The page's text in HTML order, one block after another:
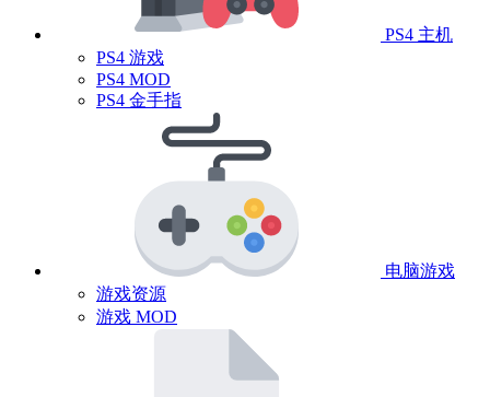
PS4 主机
PS4 游戏
PS4 MOD
PS4 金手指
电脑游戏
游戏资源
游戏 MOD